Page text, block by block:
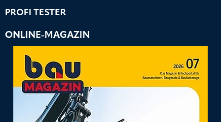
PROFI TESTER
ONLINE-MAGAZIN